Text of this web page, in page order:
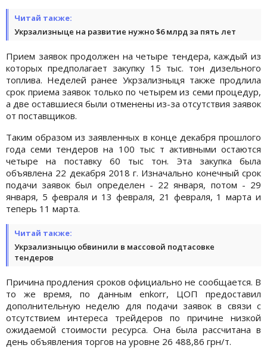
Читай также:
Укрзализныце на развитие нужно $6 млрд за пять лет
Прием заявок продолжен на четыре тендера, каждый из
которых предполагает закупку 15 тыс. тон дизельного
топлива. Неделей ранее Укрзализныця также продлила
срок приема заявок только по четырем из семи процедур,
а две оставшиеся были отменены из-за отсутствия заявок
от поставщиков.
Таким образом из заявленных в конце декабря прошлого
года семи тендеров на 100 тыс т активными остаются
четыре на поставку 60 тыс тон. Эта закупка была
объявлена 22 декабря 2018 г. Изначально конечный срок
подачи заявок был определен - 22 января, потом - 29
января, 5 февраля и 13 февраля, 21 февраля, 1 марта и
теперь 11 марта.
Читай также:
Укрзализныцю обвинили в массовой подтасовке
тендеров
Причина продления сроков официально не сообщается. В
то же время, по данным enkorr, ЦОП предоставил
дополнительную неделю для подачи заявок в связи с
отсутствием интереса трейдеров по причине низкой
ожидаемой стоимости ресурса. Она была рассчитана в
день объявления торгов на уровне 26 488,86 грн/т.